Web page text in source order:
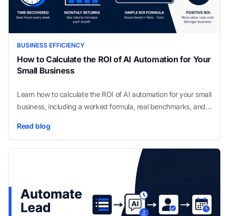
BUSINESS EFFICIENCY
How to Calculate the ROI of AI Automation for Your
Small Business
Learn how to calculate the ROI of AI automation for your small
business, including a worked formula, real benchmarks, and
Read blog